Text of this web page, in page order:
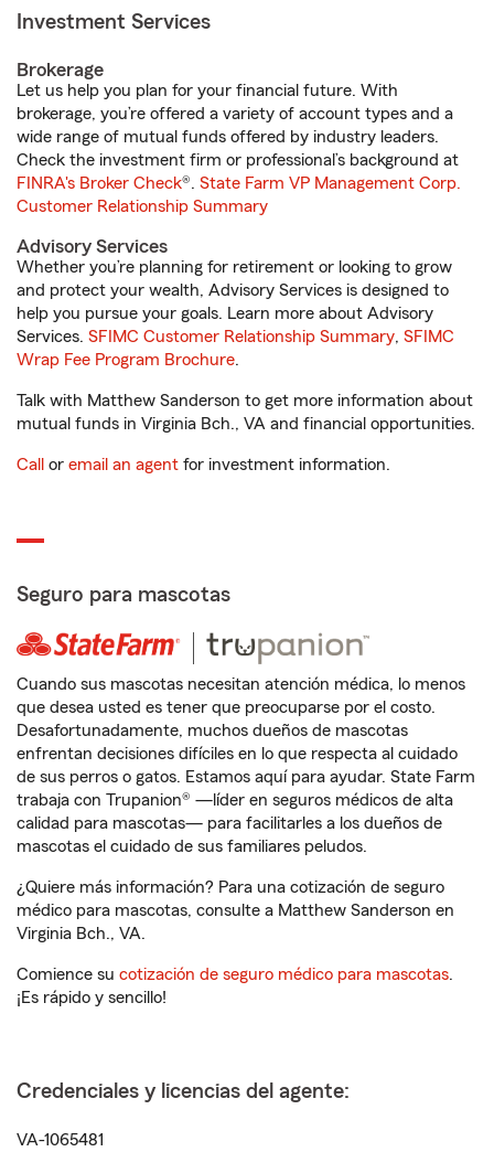
Investment Services
Brokerage
Let us help you plan for your financial future. With
brokerage, you’re offered a variety of account types and a
wide range of mutual funds offered by industry leaders.
Check the investment firm or professional’s background at
FINRA's Broker Check®. State Farm VP Management Corp.
Customer Relationship Summary
Advisory Services
Whether you’re planning for retirement or looking to grow
and protect your wealth, Advisory Services is designed to
help you pursue your goals. Learn more about Advisory
Services. SFIMC Customer Relationship Summary, SFIMC
Wrap Fee Program Brochure.
Talk with Matthew Sanderson to get more information about
mutual funds in Virginia Bch., VA and financial opportunities.
Call or email an agent for investment information.
Seguro para mascotas
Cuando sus mascotas necesitan atención médica, lo menos
que desea usted es tener que preocuparse por el costo.
Desafortunadamente, muchos dueños de mascotas
enfrentan decisiones difíciles en lo que respecta al cuidado
de sus perros o gatos. Estamos aquí para ayudar. State Farm
trabaja con Trupanion® —líder en seguros médicos de alta
calidad para mascotas— para facilitarles a los dueños de
mascotas el cuidado de sus familiares peludos.
¿Quiere más información? Para una cotización de seguro
médico para mascotas, consulte a Matthew Sanderson en
Virginia Bch., VA.
Comience su cotización de seguro médico para mascotas.
¡Es rápido y sencillo!
Credenciales y licencias del agente:
VA-1065481